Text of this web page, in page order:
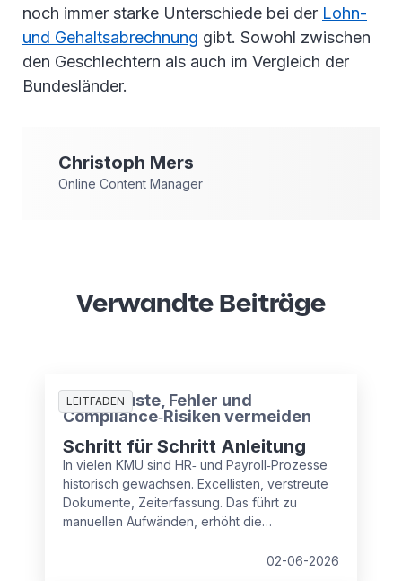
noch immer starke Unterschiede bei der Lohn-
und Gehaltsabrechnung gibt. Sowohl zwischen
den Geschlechtern als auch im Vergleich der
Bundesländer.
Christoph Mers
Online Content Manager
Verwandte Beiträge
LEITFADEN
Zeitverluste, Fehler und
Compliance‑Risiken vermeiden
Schritt für Schritt Anleitung
In vielen KMU sind HR‑ und Payroll‑Prozesse
historisch gewachsen. Excellisten, verstreute
Dokumente, Zeiterfassung. Das führt zu
manuellen Aufwänden, erhöht die
Lesen Sie, wie Sie in drei Schritten strukturiert
02-06-2026